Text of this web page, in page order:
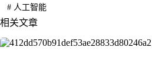
#人工智能
相关文章